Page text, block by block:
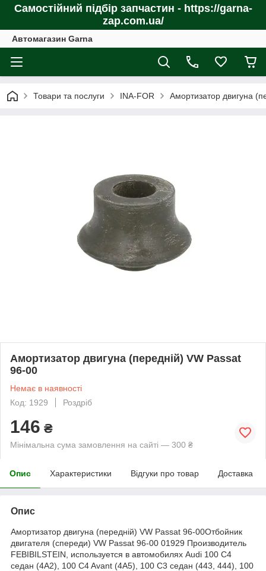
Самостійний підбір запчастин - https://garna-
zap.com.ua/
Автомагазин Garna
Товари та послуги INA-FOR Амортизатор двигуна
Амортизатор двигуна (передній) VW Passat
96-00
Немає в наявності
Код: 1929
Роздріб
146 ₴
Мінімальна сума замовлення на сайті — 300 ₴
Опис Характеристики Відгуки про товар Доставка
Опис
Амортизатор двигуна (передній) VW Passat 96-00Отбойник
двигателя (спереди) VW Passat 96-00 01929 Производитель
FEBIBILSTEIN, используется в автомобилях Audi 100 C4
седан (4A2), 100 C4 Avant (4A5), 100 C3 седан (443, 444), 100